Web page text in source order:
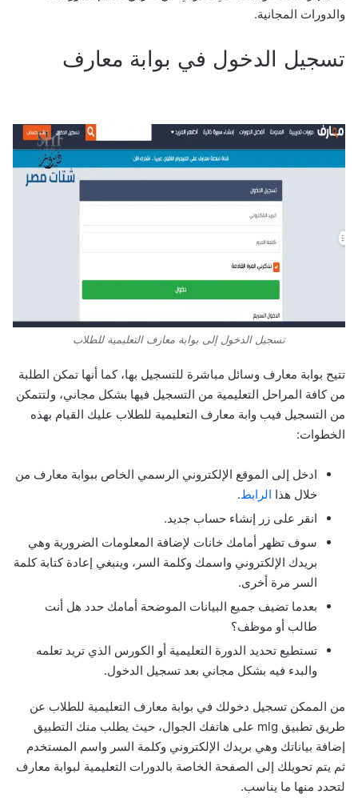
والدورات المجانية.
تسجيل الدخول في بوابة معارف
تسجيل الدخول إلى بوابة معارف التعليمية للطلاب
تتيح بوابة معارف وسائل مباشرة للتسجيل بها، كما أنها تمكن الطلبة
من كافة المراحل التعليمية من التسجيل فيها بشكل مجاني، ولتتمكن
من التسجيل فيب وابة معارف التعليمية للطلاب عليك القيام بهذه
الخطوات:
ادخل إلى الموقع الإلكتروني الرسمي الخاص ببوابة معارف من
خلال هذا الرابط.
انقر على زر إنشاء حساب جديد.
سوف تظهر أمامك خانات لإضافة المعلومات الضرورية وهي
بريدك الإلكتروني واسمك وكلمة السر، وينبغي إعادة كتابة كلمة
السر مرة أخرى.
بعدما تضيف جميع البيانات الموضحة أمامك حدد هل أنت
طالب أو موظف؟
تستطيع تحديد الدورة التعليمية أو الكورس الذي تريد تعلمه
والبدء فيه بشكل مجاني بعد تسجيل الدخول.
من الممكن تسجيل دخولك في بوابة معارف التعليمية للطلاب عن
طريق تطبيق mlg على هاتفك الجوال، حيث يطلب منك التطبيق
إضافة بياناتك وهي بريدك الإلكتروني وكلمة السر واسم المستخدم
ثم يتم تحويلك إلى الصفحة الخاصة بالدورات التعليمية لبوابة معارف
لتحدد منها ما يناسب.